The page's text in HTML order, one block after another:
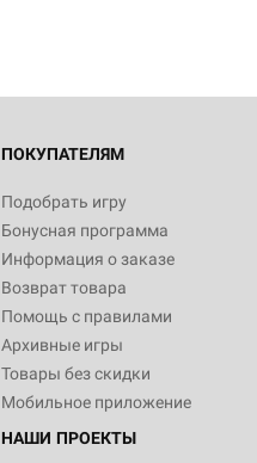
ПОКУПАТЕЛЯМ
Подобрать игру
Бонусная программа
Информация о заказе
Возврат товара
Помощь с правилами
Архивные игры
Товары без скидки
Мобильное приложение
НАШИ ПРОЕКТЫ